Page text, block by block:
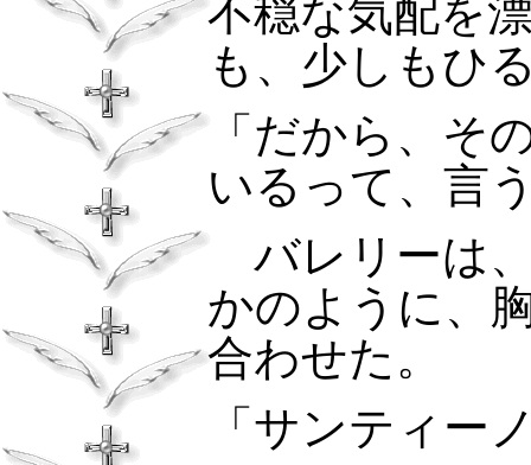
不穏な気配を
も、少しもひ
「だから、そ
いるって、言
バレリーは
かのように、
合わせた。
「サンティー